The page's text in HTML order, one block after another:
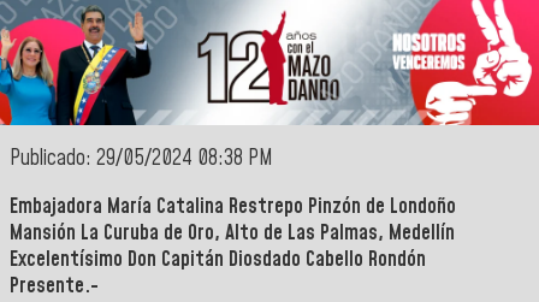
Publicado: 29/05/2024 08:38 PM
Embajadora María Catalina Restrepo Pinzón de Londoño
Mansión La Curuba de Oro, Alto de Las Palmas, Medellín
Excelentísimo Don Capitán Diosdado Cabello Rondón
Presente.-